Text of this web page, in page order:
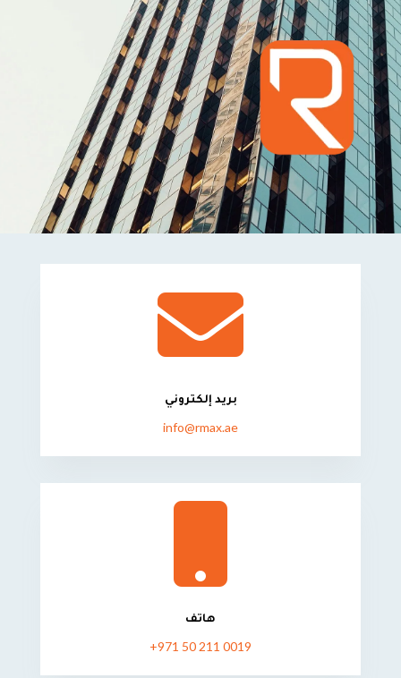

بريد إلكتروني
info@rmax.ae
هاتف
0019 211 50 971+